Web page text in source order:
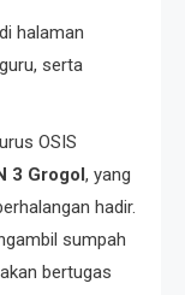
halaman
serta
OSIS
3 Grogol, yang
hadir.
sumpah
bertugas